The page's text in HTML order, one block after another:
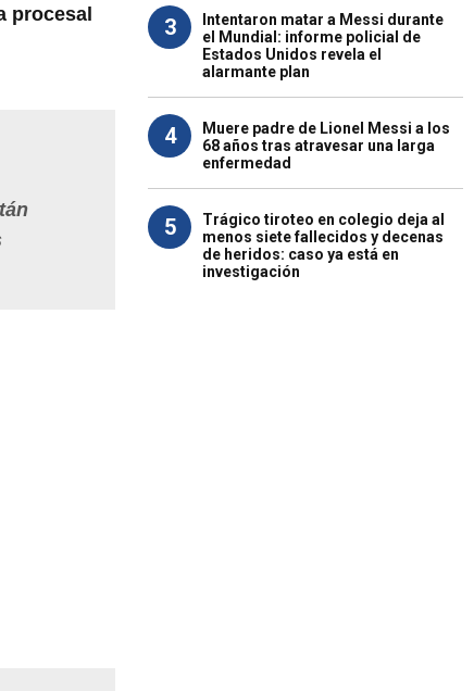
procesal
3
Intentaron matar a Messi durante
el Mundial: informe policial de
Estados Unidos revela el
alarmante plan
4
Muere padre de Lionel Messi a los
68 años tras atravesar una larga
enfermedad
5
Trágico tiroteo en colegio deja al
menos siete fallecidos y decenas
de heridos: caso ya está en
investigación